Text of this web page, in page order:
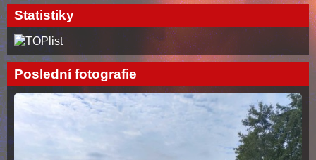
Statistiky
Poslední fotografie